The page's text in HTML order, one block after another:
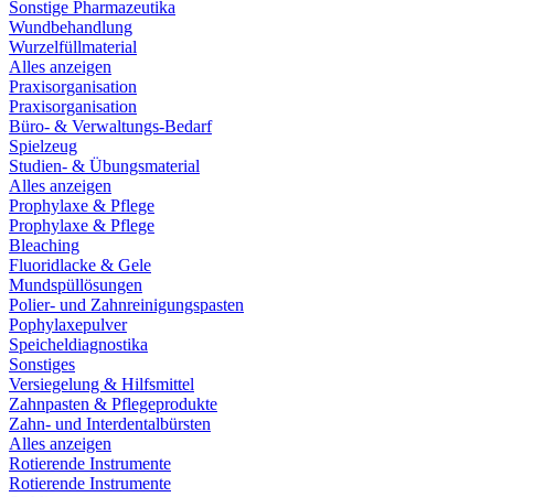
Sonstige Pharmazeutika
Wundbehandlung
Wurzelfüllmaterial
Alles anzeigen
Praxisorganisation
Praxisorganisation
Büro- & Verwaltungs-Bedarf
Spielzeug
Studien- & Übungsmaterial
Alles anzeigen
Prophylaxe & Pflege
Prophylaxe & Pflege
Bleaching
Fluoridlacke & Gele
Mundspüllösungen
Polier- und Zahnreinigungspasten
Pophylaxepulver
Speicheldiagnostika
Sonstiges
Versiegelung & Hilfsmittel
Zahnpasten & Pflegeprodukte
Zahn- und Interdentalbürsten
Alles anzeigen
Rotierende Instrumente
Rotierende Instrumente